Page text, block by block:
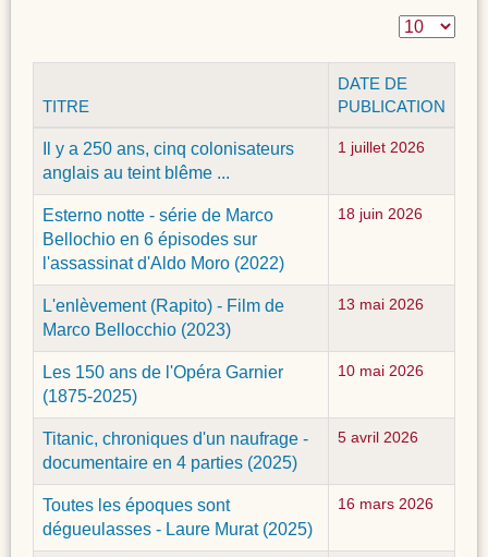
TITRE
DATE DE
PUBLICATION
Il y a 250 ans, cinq colonisateurs
anglais au teint blême ...
1 juillet 2026
Esterno notte - série de Marco
Bellochio en 6 épisodes sur
l'assassinat d'Aldo Moro (2022)
18 juin 2026
L'enlèvement (Rapito) - Film de
Marco Bellocchio (2023)
13 mai 2026
Les 150 ans de l'Opéra Garnier
(1875-2025)
10 mai 2026
Titanic, chroniques d'un naufrage -
documentaire en 4 parties (2025)
5 avril 2026
Toutes les époques sont
dégueulasses - Laure Murat (2025)
16 mars 2026